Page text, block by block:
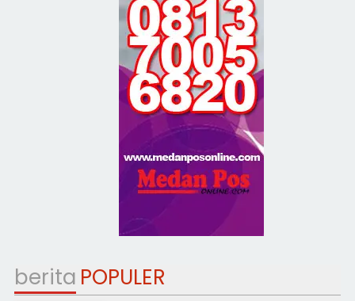
berita POPULER